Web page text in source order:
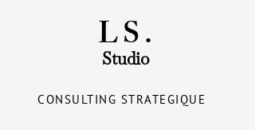
LS.
Studio
CONSULTING STRATEGIQUE